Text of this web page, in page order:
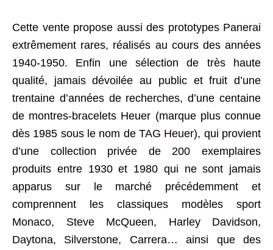
Cette vente propose aussi des prototypes Panerai
extrêmement rares, réalisés au cours des années
1940-1950. Enfin une sélection de très haute
qualité, jamais dévoilée au public et fruit d’une
trentaine d’années de recherches, d’une centaine
de montres-bracelets Heuer (marque plus connue
dès 1985 sous le nom de TAG Heuer), qui provient
d’une collection privée de 200 exemplaires
produits entre 1930 et 1980 qui ne sont jamais
apparus sur le marché précédemment et
comprennent les classiques modèles sport
Monaco, Steve McQueen, Harley Davidson,
Daytona, Silverstone, Carrera… ainsi que des